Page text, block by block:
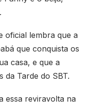
oficial lembra que a
que conquista os
casa, e que a
da Tarde do SBT.
essa reviravolta na